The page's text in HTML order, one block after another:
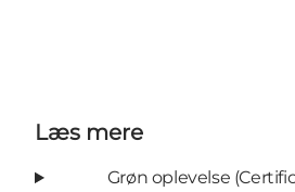
Læs mere
Grøn oplevelse